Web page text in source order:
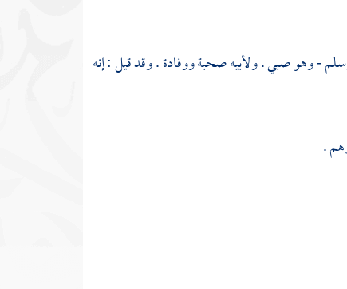
وسلم - وهو صبي . ولأبيه صحبة ووفادة . وقد قيل : إنه
.